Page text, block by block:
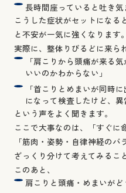
長時間座っていると吐き気
こうした症状がセットになる
と不安が一気に強くなります。
実際に、整体りびるどに来ら
「肩こりから頭痛が来る
いいのかわからない」
「首こりとめまいが同時
になって検査したけど、異
という声をよく聞きます。
ここで大事なのは、「すぐに
「筋肉・姿勢・自律神経の
ざっくり分けて考えてみるこ
このあと、
肩こりと頭痛・めまいが